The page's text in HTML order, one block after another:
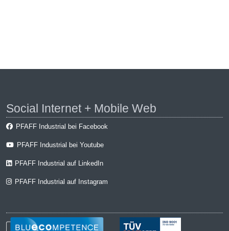
Social Internet + Mobile Web
PFAFF Industrial bei Facebook
PFAFF Industrial bei Youtube
PFAFF Industrial auf LinkedIn
PFAFF Industrial auf Instagram